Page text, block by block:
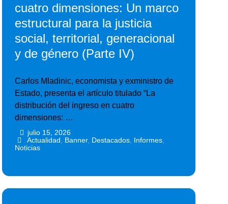
cuatro dimensiones: Un marco
estructural para la justicia
social, territorial, generacional
y de género (Parte IV)
Carlos Mladinic, economista y exministro de
Estado, presenta el artículo titulado “La
distribución del ingreso en cuatro
dimensiones: …
julio 15, 2026
Actualidad Banner, Destacados, Informes,
Noticias